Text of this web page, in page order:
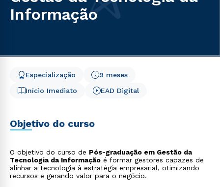
Informação
Início Imediato
9 meses
Especialização
EAD Digital
Objetivo do curso
O objetivo do curso de Pós-graduação em Gestão da
Tecnologia da Informação é formar gestores capazes de
alinhar a tecnologia à estratégia empresarial, otimizando
recursos e gerando valor para o negócio.